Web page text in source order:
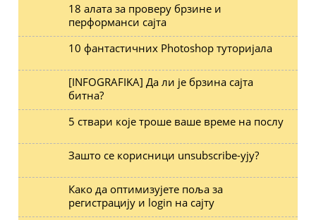
18 алата за проверу брзине и
перформанси сајта
10 фантастичних Photoshop туторијала
[INFOGRAFIKA] Да ли је брзина сајта
битна?
5 ствари које троше ваше време на послу
Зашто се корисници unsubscribe-ују?
Како да оптимизујете поља за
регистрацију и login на сајту